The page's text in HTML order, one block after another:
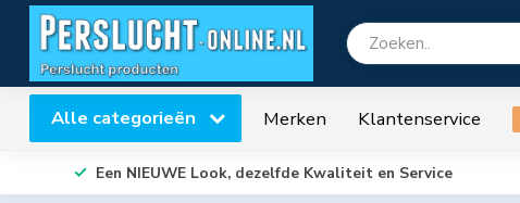
Alle categorieën Merken Klantenservice
Een NIEUWE Look, dezelfde Kwaliteit en Service